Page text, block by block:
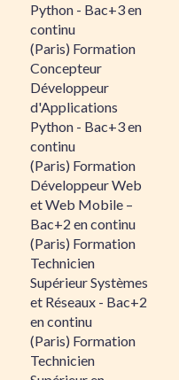
Python - Bac+3 en
continu
(Paris) Formation
Concepteur
Développeur
d'Applications
Python - Bac+3 en
continu
(Paris) Formation
Développeur Web
et Web Mobile –
Bac+2 en continu
(Paris) Formation
Technicien
Supérieur Systèmes
et Réseaux - Bac+2
en continu
(Paris) Formation
Technicien